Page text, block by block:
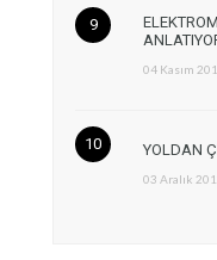
04 Kasım
YOLDAN
03 Aralık